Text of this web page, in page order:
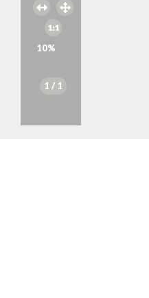
10%
1 / 1